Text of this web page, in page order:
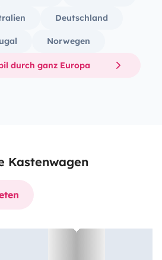
Deutschland
Norwegen
durch ganz Europa
Kastenwagen